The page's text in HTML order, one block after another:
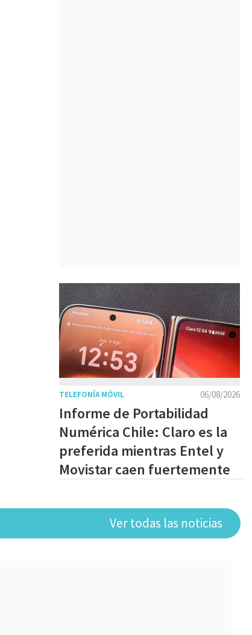
06/08/2026
TELEFONÍA MÓVIL
Informe de Portabilidad
Numérica Chile: Claro es la
preferida mientras Entel y
Movistar caen fuertemente
Ver todas las noticias